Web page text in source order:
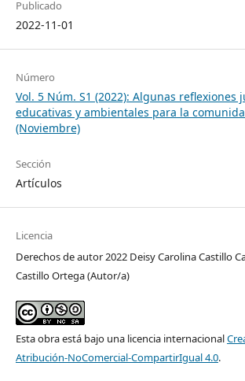
Publicado
2022-11-01
Número
Vol. 5 Núm. S1 (2022): Algunas reflexiones
educativas y ambientales para la
(Noviembre)
Sección
Artículos
Licencia
Derechos de autor 2022 Deisy Carolina Castillo
Castillo Ortega (Autor/a)
Esta obra está bajo una licencia internacional
Atribución-NoComercial-CompartirIgual 4.0.